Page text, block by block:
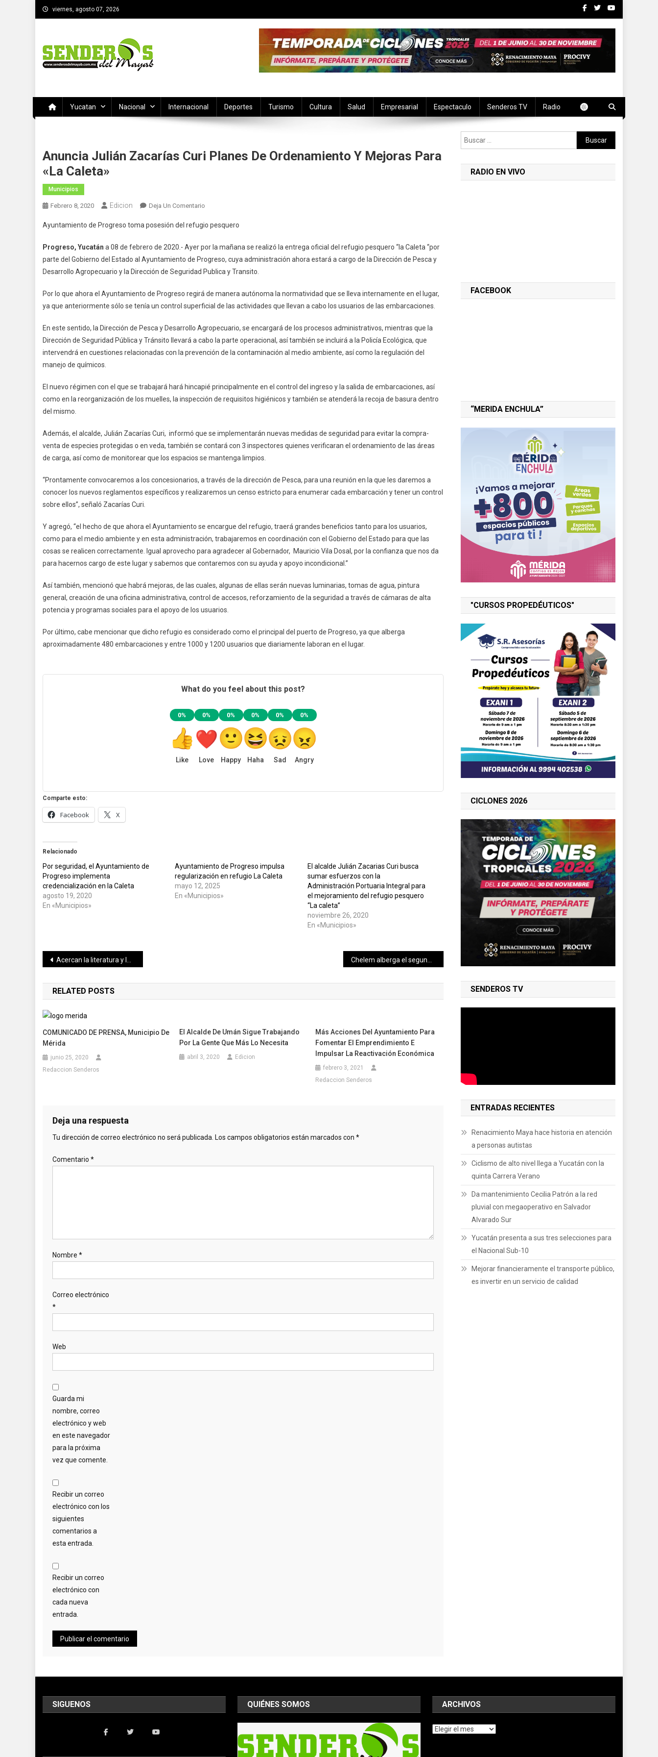
Saltar
al
viernes, agosto 07, 2026
Yucatan Nacional Internacional Deportes Turismo Cultura Salud Empresarial Espectaculo Senderos TV Radio
Anuncia Julián Zacarías Curi Planes De Ordenamiento Y Mejoras Para
«la Caleta»
Municipios
Febrero 8, 2020 Edicion Deja Un Comentario
Julián
Curi
Planes
De
Y
Mejoras
«la
Caleta»
Ayuntamiento de Progreso toma posesión del refugio pesquero
Progreso, Yucatán a 08 de febrero de 2020.- Ayer por la mañana se realizó la entrega oficial del refugio pesquero “la Caleta “por
parte del Gobierno del Estado al Ayuntamiento de Progreso, cuya administración ahora estará a cargo de la Dirección de Pesca y
Desarrollo Agropecuario y la Dirección de Seguridad Publica y Transito.
Por lo que ahora el Ayuntamiento de Progreso regirá de manera autónoma la normatividad que se lleva internamente en el lugar,
ya que anteriormente sólo se tenía un control superficial de las actividades que llevan a cabo los usuarios de las embarcaciones.
En este sentido, la Dirección de Pesca y Desarrollo Agropecuario, se encargará de los procesos administrativos, mientras que la
Dirección de Seguridad Pública y Tránsito llevará a cabo la parte operacional, así también se incluirá a la Policía Ecológica, que
intervendrá en cuestiones relacionadas con la prevención de la contaminación al medio ambiente, así como la regulación del
manejo de químicos.
El nuevo régimen con el que se trabajará hará hincapié principalmente en el control del ingreso y la salida de embarcaciones, así
como en la reorganización de los muelles, la inspección de requisitos higiénicos y también se atenderá la recoja de basura dentro
del mismo.
Además, el alcalde, Julián Zacarías Curi, informó que se implementarán nuevas medidas de seguridad para evitar la compra-
venta de especies protegidas o en veda, también se contará con 3 inspectores quienes verificaran el ordenamiento de las áreas
de carga, así como de monitorear que los espacios se mantenga limpios.
“Prontamente convocaremos a los concesionarios, a través de la dirección de Pesca, para una reunión en la que les daremos a
conocer los nuevos reglamentos específicos y realizaremos un censo estricto para enumerar cada embarcación y tener un control
sobre ellos”, señaló Zacarías Curi.
Y agregó, “el hecho de que ahora el Ayuntamiento se encargue del refugio, traerá grandes beneficios tanto para los usuarios,
como para el medio ambiente y en esta administración, trabajaremos en coordinación con el Gobierno del Estado para que las
cosas se realicen correctamente. Igual aprovecho para agradecer al Gobernador, Mauricio Vila Dosal, por la confianza que nos da
para hacernos cargo de este lugar y sabemos que contaremos con su ayuda y apoyo incondicional.”
Así también, mencionó que habrá mejoras, de las cuales, algunas de ellas serán nuevas luminarias, tomas de agua, pintura
general, creación de una oficina administrativa, control de accesos, reforzamiento de la seguridad a través de cámaras de alta
potencia y programas sociales para el apoyo de los usuarios.
Por último, cabe mencionar que dicho refugio es considerado como el principal del puerto de Progreso, ya que alberga
aproximadamente 480 embarcaciones y entre 1000 y 1200 usuarios que diariamente laboran en el lugar.
What do you feel about this post?
0%
Like
0%
Love
0%
Happy
0%
Haha
0%
Sad
0%
Angry
Comparte esto:
Facebook X
Relacionado
Por seguridad, el Ayuntamiento de
Progreso implementa
credencialización en la Caleta
agosto 19, 2020
En «Municipios»
Ayuntamiento de Progreso impulsa
regularización en refugio La Caleta
mayo 12, 2025
En «Municipios»
El alcalde Julián Zacarias Curi busca
sumar esfuerzos con la
Administración Portuaria Integral para
el mejoramiento del refugio pesquero
“La caleta”
noviembre 26, 2020
En «Municipios»
Navegación
de
entradas
Acercan la literatura y la lectura a progreseños
RELATED POSTS
COMUNICADO DE PRENSA, Municipio De
Mérida
junio 25, 2020
Redaccion Senderos
El Alcalde De Umán Sigue Trabajando
Por La Gente Que Más Lo Necesita
abril 3, 2020 Edicion
Más Acciones Del Ayuntamiento Para
Fomentar El Emprendimiento E
Impulsar La Reactivación Económica
febrero 3, 2021
Redaccion Senderos
Deja una respuesta
Tu dirección de correo electrónico no será publicada. Los campos obligatorios están marcados con *
Comentario *
Nombre *
Correo electrónico
*
Web
Guarda mi
nombre, correo
electrónico y web
en este navegador
para la próxima
vez que comente.
Recibir un correo
electrónico con los
siguientes
comentarios a
esta entrada.
Recibir un correo
electrónico con
cada nueva
entrada.
Buscar:
RADIO EN VIVO
FACEBOOK
“MERIDA ENCHULA”
"CURSOS PROPEDÉUTICOS"
CICLONES 2026
SENDEROS TV
ENTRADAS RECIENTES
Renacimiento Maya hace historia en atención
a personas autistas
Ciclismo de alto nivel llega a Yucatán con la
quinta Carrera Verano
Da mantenimiento Cecilia Patrón a la red
pluvial con megaoperativo en Salvador
Alvarado Sur
Yucatán presenta a sus tres selecciones para
el Nacional Sub-10
Mejorar financieramente el transporte público,
es invertir en un servicio de calidad
SIGUENOS QUIÉNES SOMOS ARCHIVOS
Archivos